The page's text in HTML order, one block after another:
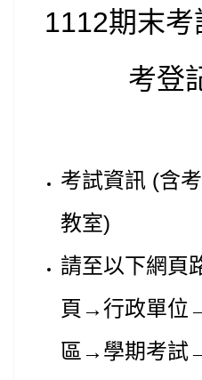
1112期末考
考登
考試資訊 (含
教室)
請至以下網頁
頁→行政單位
區→學期考試